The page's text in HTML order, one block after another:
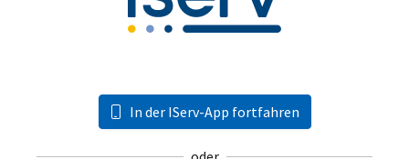
In der IServ-App fortfahren